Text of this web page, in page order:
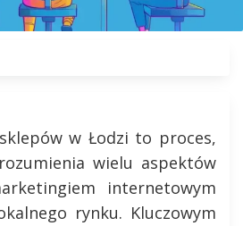
w Łodzi to proces,
wielu aspektów
internetowym
rynku. Kluczowym